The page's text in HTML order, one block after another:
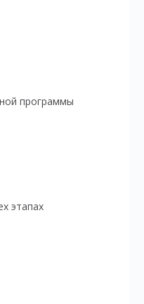
программы
этапах